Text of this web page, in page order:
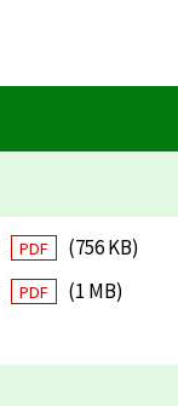
PDF
(756 KB)
PDF
(1 MB)